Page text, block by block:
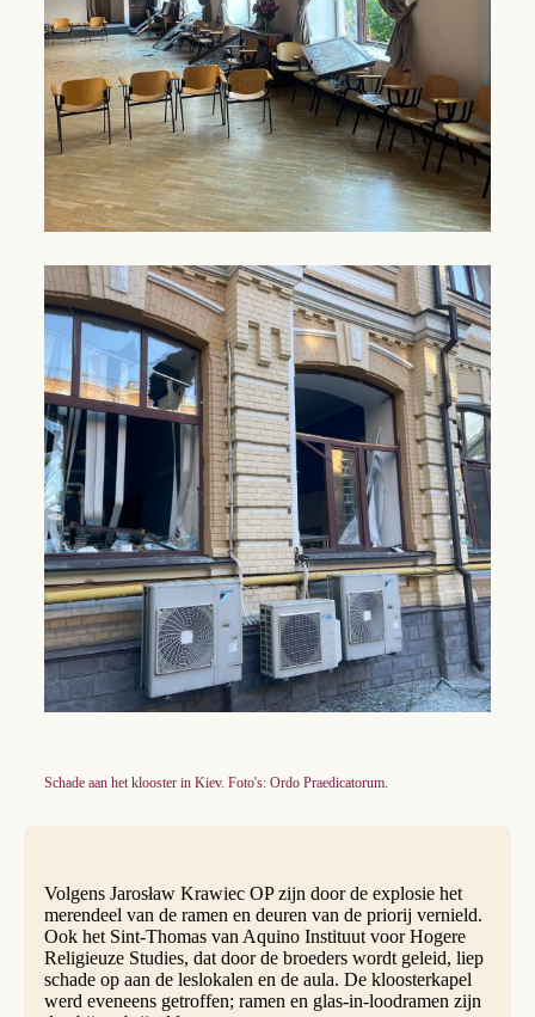
Schade aan het klooster in Kiev. Foto's: Ordo Praedicatorum.
Volgens Jarosław Krawiec OP zijn door de explosie het
merendeel van de ramen en deuren van de priorij vernield.
Ook het Sint-Thomas van Aquino Instituut voor Hogere
Religieuze Studies, dat door de broeders wordt geleid, liep
schade op aan de leslokalen en de aula. De kloosterkapel
werd eveneens getroffen; ramen en glas-in-loodramen zijn